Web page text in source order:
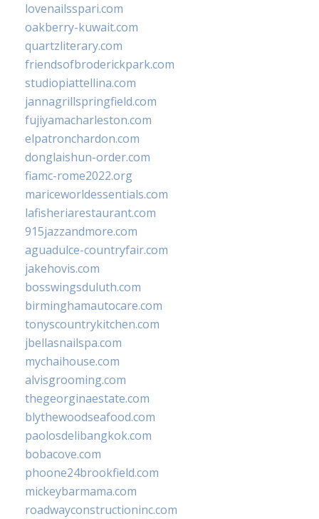
lovenailsspari.com
oakberry-kuwait.com
quartzliterary.com
friendsofbroderickpark.com
studiopiattellina.com
jannagrillspringfield.com
fujiyamacharleston.com
elpatronchardon.com
donglaishun-order.com
fiamc-rome2022.org
mariceworldessentials.com
lafisheriarestaurant.com
915jazzandmore.com
aguadulce-countryfair.com
jakehovis.com
bosswingsduluth.com
birminghamautocare.com
tonyscountrykitchen.com
jbellasnailspa.com
mychaihouse.com
alvisgrooming.com
thegeorginaestate.com
blythewoodseafood.com
paolosdelibangkok.com
bobacove.com
phoone24brookfield.com
mickeybarmama.com
roadwayconstructioninc.com